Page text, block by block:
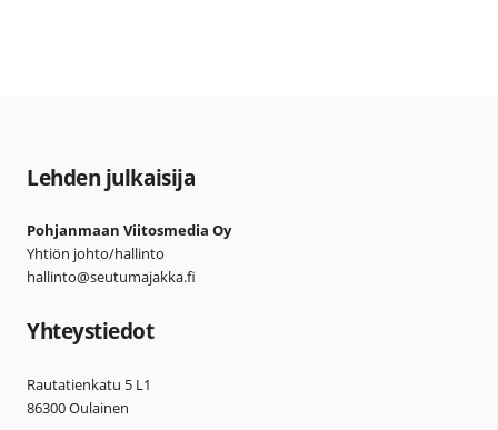
Lehden julkaisija
Pohjanmaan Viitosmedia Oy
Yhtiön johto/hallinto
hallinto@seutumajakka.fi
Yhteystiedot
Rautatienkatu 5 L1
86300 Oulainen